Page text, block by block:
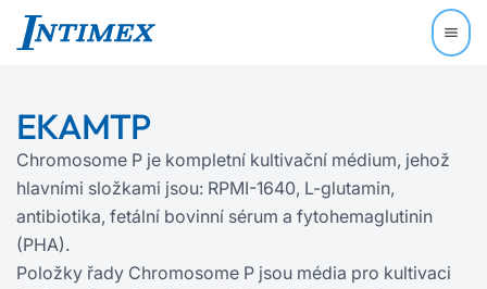
EKAMTP
Chromosome P je kompletní kultivační médium, jehož
hlavními složkami jsou: RPMI-1640, L‍-‍glutamin,
antibiotika, fetální bovinní sérum a fytohemaglutinin
(PHA).
Položky řady Chromosome P jsou média pro kultivaci